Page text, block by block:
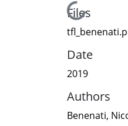
Loading...
Files
Date
2019
Authors
Benenati,